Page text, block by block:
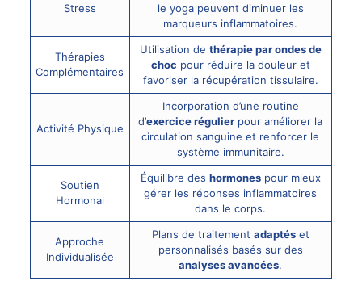
Stress
le yoga peuvent diminuer les
marqueurs inflammatoires.
Thérapies
Complémentaires
Utilisation de thérapie par ondes de
choc pour réduire la douleur et
favoriser la récupération tissulaire.
Activité Physique
Incorporation d’une routine
d’exercice régulier pour améliorer la
circulation sanguine et renforcer le
système immunitaire.
Soutien
Hormonal
Équilibre des hormonespour mieux
gérer les réponses inflammatoires
dans le corps.
Approche
Individualisée
Plans de traitement adaptéset
personnalisés basés sur des
analyses avancées.